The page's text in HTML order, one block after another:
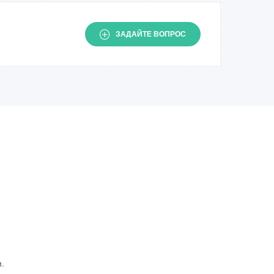
ЗАДАЙТЕ ВОПРОС